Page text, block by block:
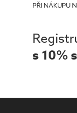
PŘI NÁKUPU
s 10%